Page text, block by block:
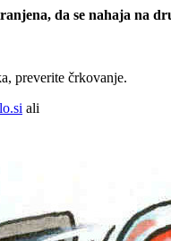
da se nahaja na
preverite črkovanje.
ali